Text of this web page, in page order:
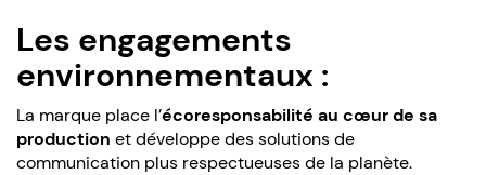
Les engagements
environnementaux :
La marque place l’écoresponsabilité au cœur de sa
production et développe des solutions de
communication plus respectueuses de la planète.